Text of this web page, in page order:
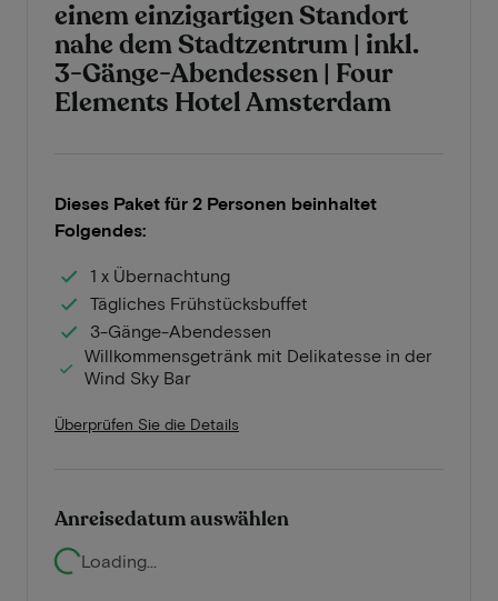
einem einzigartigen Standort
nahe dem Stadtzentrum | inkl.
3-Gänge-Abendessen | Four
Elements Hotel Amsterdam
Dieses Paket für 2 Personen beinhaltet
Folgendes:
1 x Übernachtung
Tägliches Frühstücksbuffet
3-Gänge-Abendessen
Willkommensgetränk mit Delikatesse in der
Wind Sky Bar
Überprüfen Sie die Details
Anreisedatum auswählen
Loading...